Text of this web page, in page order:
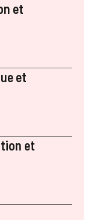
et
et
et